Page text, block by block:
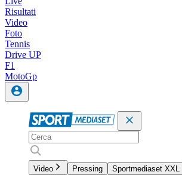
Risultati
Video
Foto
Tennis
Drive UP
F1
MotoGp
Video Pressing Sportmediaset XXL